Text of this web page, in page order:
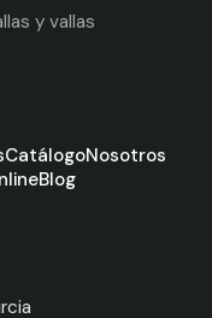
y vallas
CatálogoNosotros
Blog